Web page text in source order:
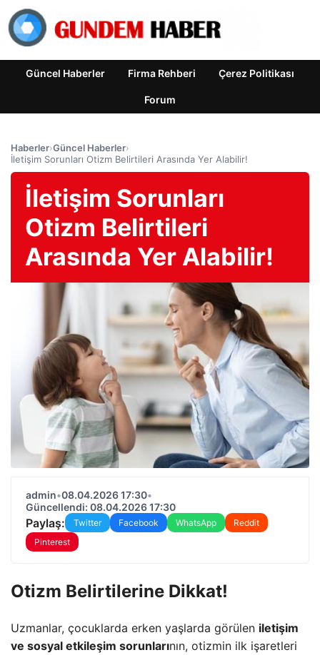
Güncel Haberler Firma Rehberi Çerez Politikası
Forum
Haberler›Güncel Haberler›
İletişim Sorunları Otizm Belirtileri Arasında Yer Alabilir!
İletişim Sorunları
Otizm Belirtileri
Arasında Yer Alabilir!
admin•08.04.2026 17:30•
Güncellendi: 08.04.2026 17:30
Paylaş: Twitter Facebook WhatsApp
Reddit
Pinterest
Otizm Belirtilerine Dikkat!
Uzmanlar, çocuklarda erken yaşlarda görülen iletişim
ve sosyal etkileşim sorunlarının, otizmin ilk işaretleri